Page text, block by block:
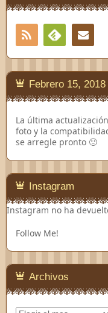
RSS
Feedly
Febrero 15, 2018
La última
foto y la
se arregle pronto 🙁
Instagram
Instagram no ha
Follow Me!
Archivos